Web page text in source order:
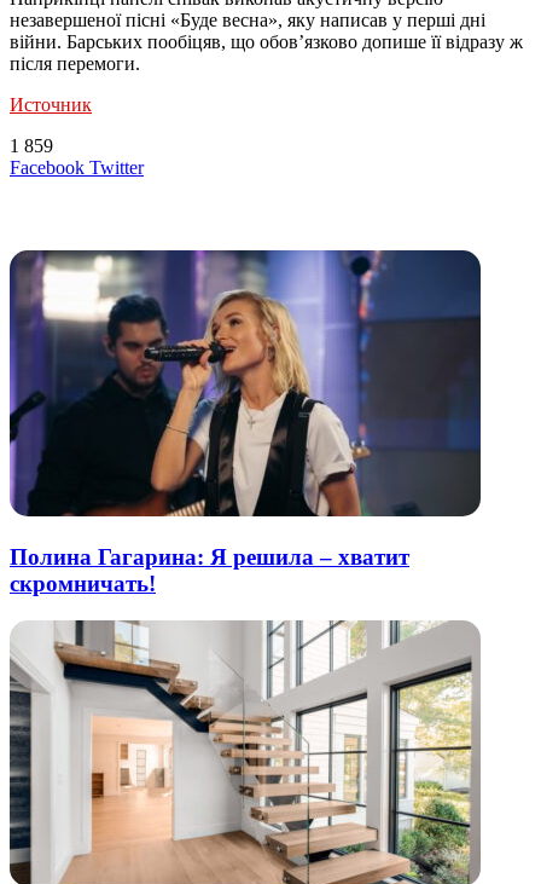
незавершеної пісні «Буде весна», яку написав у перші дні
війни. Барських пообіцяв, що обов’язково допише її відразу ж
після перемоги.
Источник
1 859
Facebook TwitterLinkedIn
Tumblr
Reddit
Вконтакте
Одноклассники
Skype
Messenger
Messenger
WhatsApp
Telegram
Viber
Line
Поделиться
Печатать
Полина Гагарина: Я решила – хватит
скромничать!